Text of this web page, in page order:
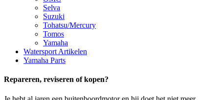
Selva
Suzuki
Tohatsu/Mercury
Tomos
Yamaha
Watersport Artikelen
Yamaha Parts
Repareren, reviseren of kopen?